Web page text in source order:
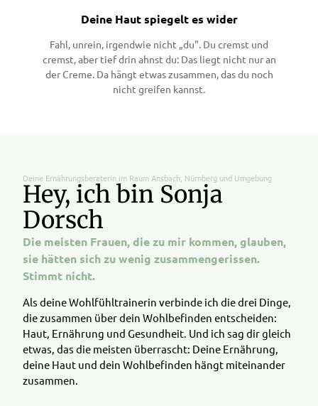
Deine Haut spiegelt es wider
Fahl, unrein, irgendwie nicht „du". Du cremst und
cremst, aber tief drin ahnst du: Das liegt nicht nur an
der Creme. Da hängt etwas zusammen, das du noch
nicht greifen kannst.
Deine Ernährungsberaterin im Raum Ansbach, Nürnberg und Umgebung
Hey, ich bin Sonja
Dorsch
Die meisten Frauen, die zu mir kommen, glauben,
sie hätten sich zu wenig zusammengerissen.
Stimmt nicht.
Als deine Wohlfühltrainerin verbinde ich die drei Dinge,
die zusammen über dein Wohlbefinden entscheiden:
Haut, Ernährung und Gesundheit. Und ich sag dir gleich
etwas, das die meisten überrascht: Deine Ernährung,
deine Haut und dein Wohlbefinden hängt miteinander
zusammen.